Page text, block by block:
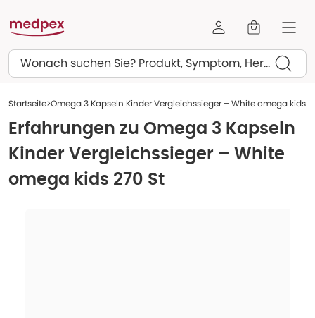
Suchen
Startseite Omega 3 Kapseln Kinder Vergleichssieger – White omega kids
Erfahrungen zu Omega 3 Kapseln
Kinder Vergleichssieger – White
omega kids 270 St